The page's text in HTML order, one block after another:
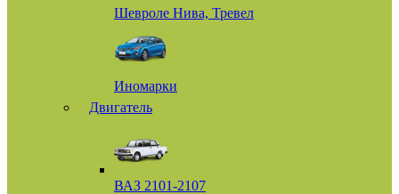
Шевроле Нива, Тревел
Иномарки
Двигатель
ВАЗ 2101-2107